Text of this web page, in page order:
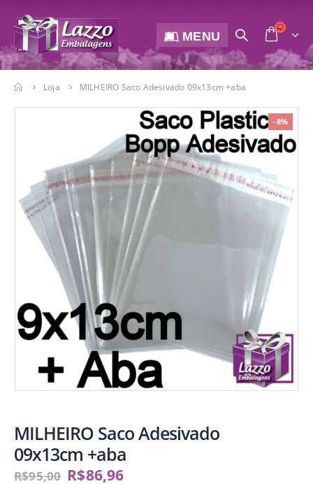
MENU
Loja MILHEIRO Saco Adesivado 09x13cm +aba
-8%
MILHEIRO Saco Adesivado
09x13cm +aba
R$95,00 R$86,96